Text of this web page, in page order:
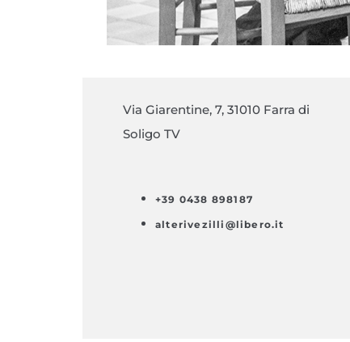
Via Giarentine, 7, 31010 Farra di
Soligo TV
+39 0438 898187
alterivezilli@libero.it